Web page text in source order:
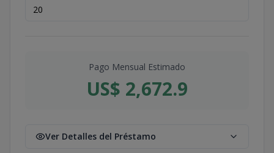
Pago Mensual Estimado
US$ 2,672.9
Ver Detalles del Préstamo